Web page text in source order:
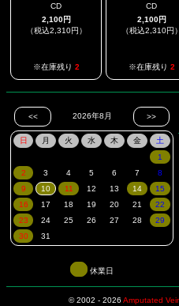
CD
2,100円
（税込2,310円）
※在庫残り 2
CD
2,100円
（税込2,310円）
※在庫残り 2
休業日
© 2002 - 2026 Amputated